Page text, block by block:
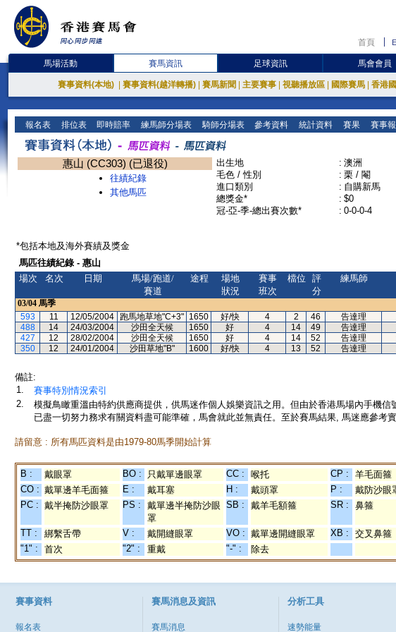
首頁
馬場活動 賽馬資訊 足球資訊 馬會會員
賽事資料(本地) 賽事資料(越洋轉播) 賽馬新聞 主要賽事 視聽播放區 國際賽馬 香港
報名表 排位表 即時賠率 練馬師分場表 騎師分場表 參考資料 統計資料 賽果 賽事
惠山 (CC303) (已退役)
往績紀錄
其他馬匹
出生地 : 澳洲
毛色 / 性別
: 栗 / 閹
進口類別
: 自購新馬
總獎金*
: $0
冠-亞-季-總出賽次數*
: 0-0-0-4
*包括本地及海外賽績及獎金
馬匹往績紀錄 - 惠山
場次
名次 日期
馬場/跑道/
賽道
途程
場地
狀況
賽事
班次
檔位
評
分
練馬師
03/04 馬季
593
11 12/05/2004 跑馬地草地"C+3" 1650 好/快 4 2 46 告達理
488
14 24/03/2004 沙田全天候 1650 好 4 14 49 告達理
427
12 28/02/2004 沙田全天候 1650 好 4 14 52 告達理
350
12 24/01/2004 沙田草地"B" 1600 好/快 4 13 52 告達理
備註:
1.
賽事特別情況索引
2.
模擬鳥瞰重溫由特約供應商提供，供馬迷作個人娛樂資訊之用。但由於香港馬場內手機
已盡一切努力務求有關資料盡可能準確，馬會就此並無責任。至於賽馬結果, 馬迷應參考實
請留意 : 所有馬匹資料是由1979-80馬季開始計算
B : 戴眼罩 BO : 只戴單邊眼罩 CC : 喉托 CP :
羊毛面箍
CO : 戴單邊羊毛面箍 E : 戴耳塞 H : 戴頭罩 P :
戴防沙眼
PC : 戴半掩防沙眼罩 PS :
戴單邊半掩防沙眼
罩
SB : 戴羊毛額箍 SR : 鼻箍
TT : 綁繫舌帶 V : 戴開縫眼罩 VO : 戴單邊開縫眼罩 XB :
交叉鼻箍
"1" :
首次 "2" : 重戴 "-" : 除去
賽事資料
報名表
賽馬消息及資訊
賽馬消息
分析工具
速勢能量